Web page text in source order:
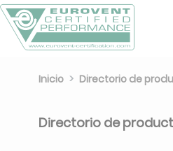
Inicio Directorio de
Directorio de